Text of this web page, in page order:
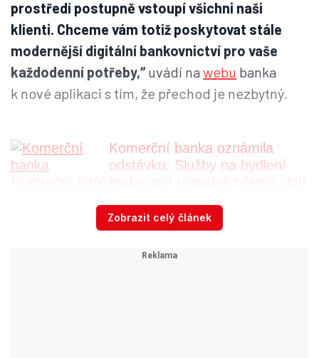
prostředí postupně vstoupí všichni naši
klienti. Chceme vám totiž poskytovat stále
modernější digitální bankovnictví pro vaše
každodenní potřeby,“uvádí na webu banka
k nové aplikaci s tím, že přechod je nezbytný.
Komerční banka oznámila
odstávku: Služby na bydlení
Někomu přihlášení mohlo fungovat, ne už ale
přístup k jednotlivým sekcím, například stavu
Zobrazit celý článek